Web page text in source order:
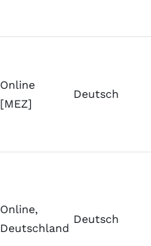
Online
[MEZ]
Deutsch
Online,
Deutschland
Deutsch